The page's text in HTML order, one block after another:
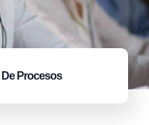
De Procesos